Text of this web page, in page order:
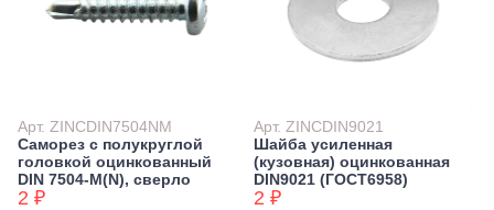
Арт. ZINCDIN7504NM
Саморез с полукруглой
головкой оцинкованный
DIN 7504-М(N), сверло
2 ₽
Арт. ZINCDIN9021
Шайба усиленная
(кузовная) оцинкованная
DIN9021 (ГОСТ6958)
2 ₽